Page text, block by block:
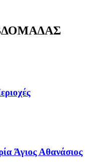
Άγιος Αθανάσιος